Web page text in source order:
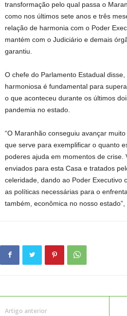
transformação pelo qual passa o
como nos últimos sete anos e três
relação de harmonia com o Poder
mantém com o Judiciário e demais
garantiu.
O chefe do Parlamento Estadual
harmoniosa é fundamental para
o que aconteceu durante os últimos
pandemia no estado.
“O Maranhão conseguiu avançar
que serve para exemplificar o quanto
poderes ajuda em momentos de crise.
enviados para esta Casa e tratados
celeridade, dando ao Poder Executivo
as políticas necessárias para o
também, econômica no nosso
Artigo anterior